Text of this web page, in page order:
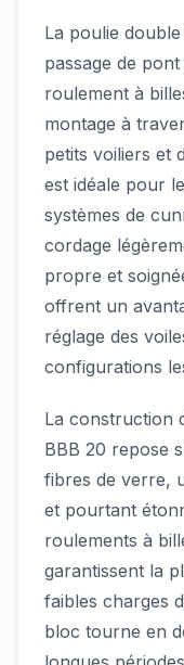
La poulie
passage de
roulement à
montage à
petits voiliers et
est idéale pour
systèmes de
cordage
propre et
offrent un
réglage des
configurations
La construction
BBB 20 repose
fibres de verre,
et pourtant
roulements à
garantissent la
faibles charges
bloc tourne en